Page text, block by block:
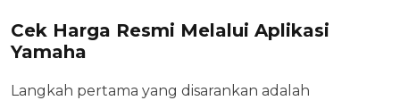
Cek Harga Resmi Melalui Aplikasi
Yamaha
Langkah pertama yang disarankan adalah